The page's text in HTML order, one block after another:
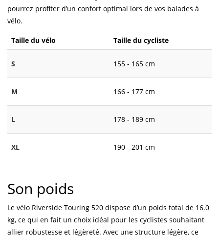
pourrez profiter d’un confort optimal lors de vos balades à
vélo.
Taille du vélo Taille du cycliste
S 155 - 165 cm
M 166 - 177 cm
L 178 - 189 cm
XL 190 - 201 cm
Son poids
Le vélo Riverside Touring 520 dispose d’un poids total de 16.0
kg, ce qui en fait un choix idéal pour les cyclistes souhaitant
allier robustesse et légèreté. Avec une structure légère, ce